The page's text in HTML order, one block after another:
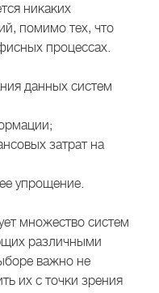
никаких
помимо тех, что
процессах.
данных систем
затрат на
упрощение.
множество систем
различными
важно не
их с точки зрения